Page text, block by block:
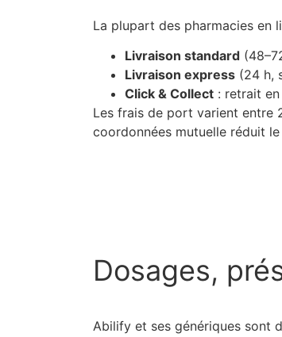
La plupart des pharmacies en
Livraison standard
Livraison express (24 h,
Click & Collect : retrait
Les frais de port varient entre
coordonnées mutuelle réduit
Dosages,
Abilify et ses génériques sont